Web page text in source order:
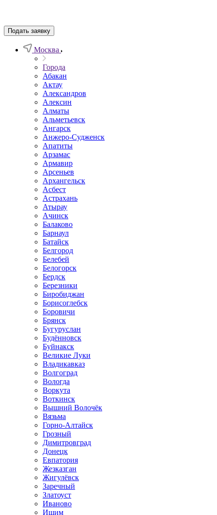
Подать заявку
Москва
Города
Абакан
Актау
Александров
Алексин
Алматы
Альметьевск
Ангарск
Анжеро-Судженск
Апатиты
Арзамас
Армавир
Арсеньев
Архангельск
Асбест
Астрахань
Атырау
Ачинск
Балаково
Барнаул
Батайск
Белгород
Белебей
Белогорск
Бердск
Березники
Биробиджан
Борисоглебск
Боровичи
Брянск
Бугуруслан
Будённовск
Буйнакск
Великие Луки
Владикавказ
Волгоград
Вологда
Воркута
Воткинск
Вышний Волочёк
Вязьма
Горно-Алтайск
Грозный
Димитровград
Донецк
Евпатория
Жезказган
Жигулёвск
Заречный
Златоуст
Иваново
Ишим